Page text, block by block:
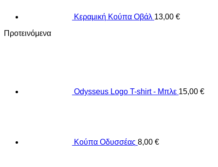
Κεραμική Κούπα Οβάλ 13,00 €
Προτεινόμενα
Odysseus Logo T-shirt - Μπλε 15,00 €
Κούπα Οδυσσέας 8,00 €